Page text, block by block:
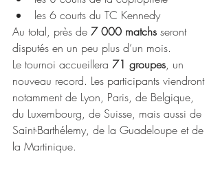
les 6 courts du TC Kennedy
Au total, près de 7 000 matchs seront
disputés en un peu plus d’un mois.
Le tournoi accueillera 71 groupes, un
nouveau record. Les participants viendront
notamment de Lyon, Paris, de Belgique,
du Luxembourg, de Suisse, mais aussi de
Saint-Barthélemy, de la Guadeloupe et de
la Martinique.